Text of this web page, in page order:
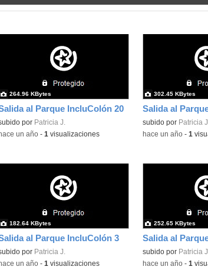
al Parque IncluColón 20
por Patricia J.
264.96 KBytes
-hace un año- 1 visualizaciones
Salida al
subido por Patricia
302.45 KBytes
-hace un año- 1
al Parque IncluColón 3
por Patricia J.
182.64 KBytes
-hace un año- 1 visualizaciones
Salida al
subido por Patricia
252.65 KBytes
-hace un año- 1